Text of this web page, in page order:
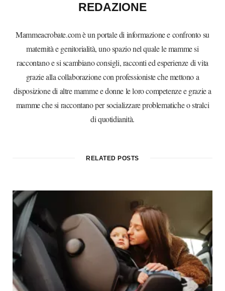
REDAZIONE
Mammeacrobate.com è un portale di informazione e confronto su
maternità e genitorialità, uno spazio nel quale le mamme si
raccontano e si scambiano consigli, racconti ed esperienze di vita
grazie alla collaborazione con professioniste che mettono a
disposizione di altre mamme e donne le loro competenze e grazie a
mamme che si raccontano per socializzare problematiche o stralci
di quotidianità.
RELATED POSTS